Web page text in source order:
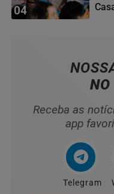
04
NO
Receba as
app
Telegram